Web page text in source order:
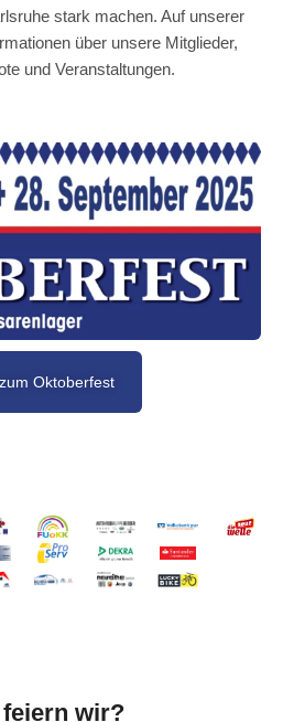
stark machen. Auf unserer
über unsere Mitglieder,
und Veranstaltungen.
Oktoberfest
feiern wir?